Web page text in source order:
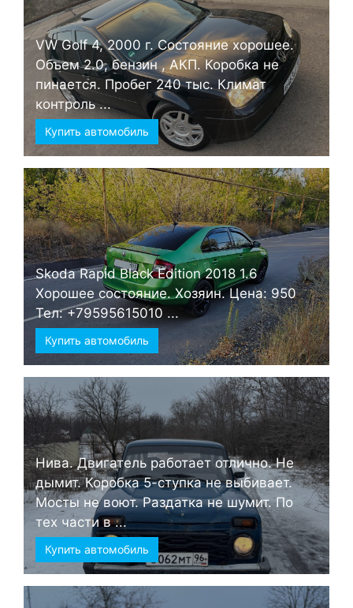
VW Golf 4, 2000 г. Состояние хорошее.
Объем 2.0, бензин , АКП. Коробка не
пинается. Пробег 240 тыс. Климат
контроль ...
Купить автомобиль
Skoda Rapid Black Edition 2018 1.6
Хорошее состояние. Хозяин. Цена: 950
Тел: +79595615010 ...
Купить автомобиль
Нива. Двигатель работает отлично. Не
дымит. Коробка 5-ступка не выбивает.
Мосты не воют. Раздатка не шумит. По
тех части в ...
Купить автомобиль